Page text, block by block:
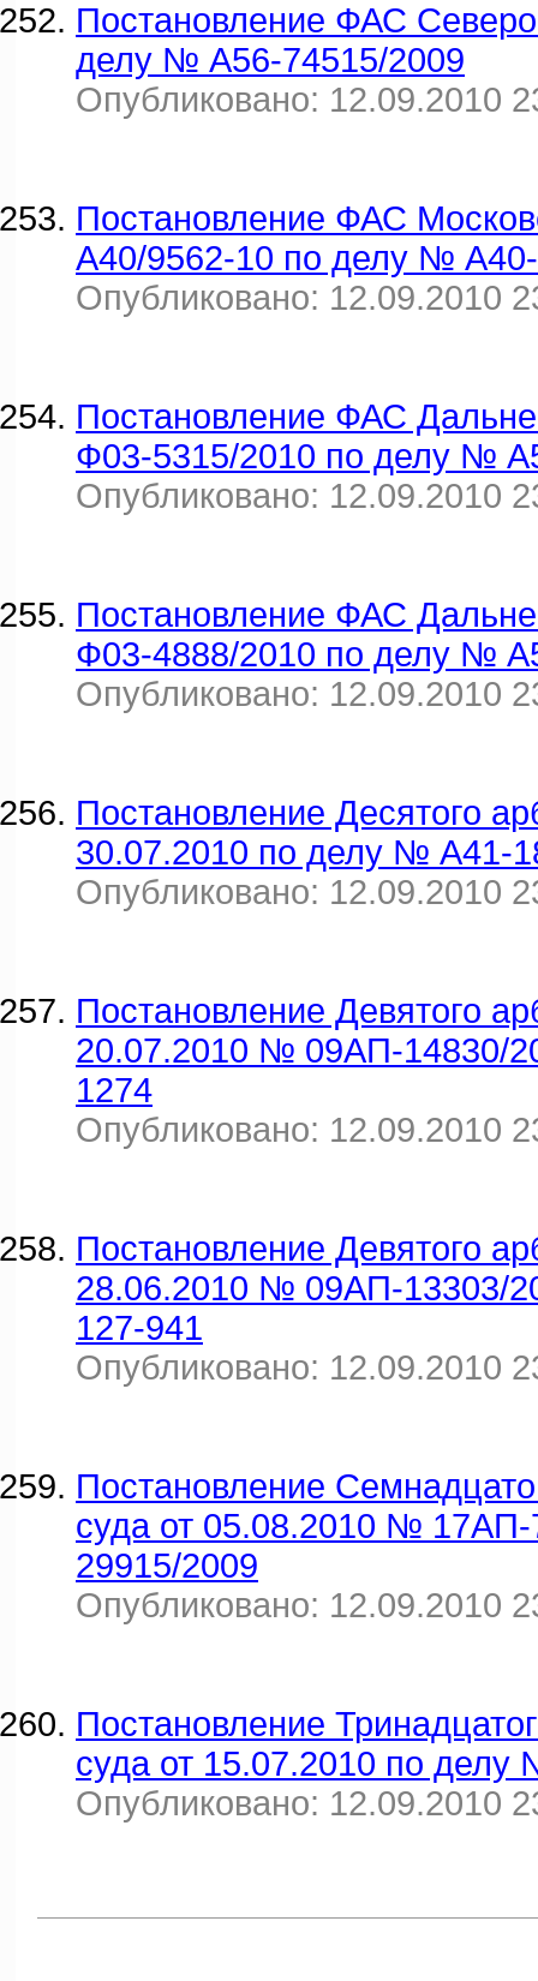
Постановление ФАС
делу № А56-74515/2009
Опубликовано: 12.09.2010
Постановление ФАС
А40/9562-10 по делу №
Опубликовано: 12.09.2010
Постановление ФАС
Ф03-5315/2010 по делу №
Опубликовано: 12.09.2010
Постановление ФАС
Ф03-4888/2010 по делу №
Опубликовано: 12.09.2010
Постановление Десятого
30.07.2010 по делу № А41-
Опубликовано: 12.09.2010
Постановление Девятого
20.07.2010 № 09АП-14830/
1274
Опубликовано: 12.09.2010
Постановление Девятого
28.06.2010 № 09АП-13303/
127-941
Опубликовано: 12.09.2010
Постановление
суда от 05.08.2010 №
29915/2009
Опубликовано: 12.09.2010
Постановление
суда от 15.07.2010 по
Опубликовано: 12.09.2010